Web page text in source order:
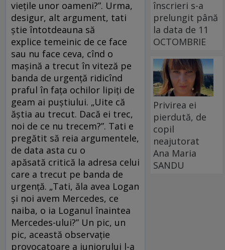
viețile unor oameni?”. Urma,
desigur, alt argument, tati
știe întotdeauna să
explice temeinic de ce face
sau nu face ceva, cînd o
mașină a trecut în viteză pe
banda de urgență ridicînd
praful în fața ochilor lipiți de
geam ai puștiului. „Uite că
ăștia au trecut. Dacă ei trec,
noi de ce nu trecem?”. Tati e
pregătit să reia argumentele,
de data asta cu o
apăsată critică la adresa celui
care a trecut pe banda de
urgență. „Tati, ăla avea Logan
și noi avem Mercedes, ce
naiba, o ia Loganul înaintea
Mercedes-ului?” Un pic, un
pic, această observație
provocatoare a juniorului l-a
înscrieri s-a
prelungit până
la data de 11
OCTOMBRIE
Privirea ei
pierdută, de
copil
neajutorat
Ana Maria
SANDU